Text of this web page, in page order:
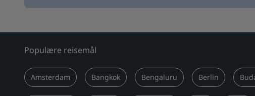
Populære reisemål
Amsterdam Bangkok Bengaluru Berlin